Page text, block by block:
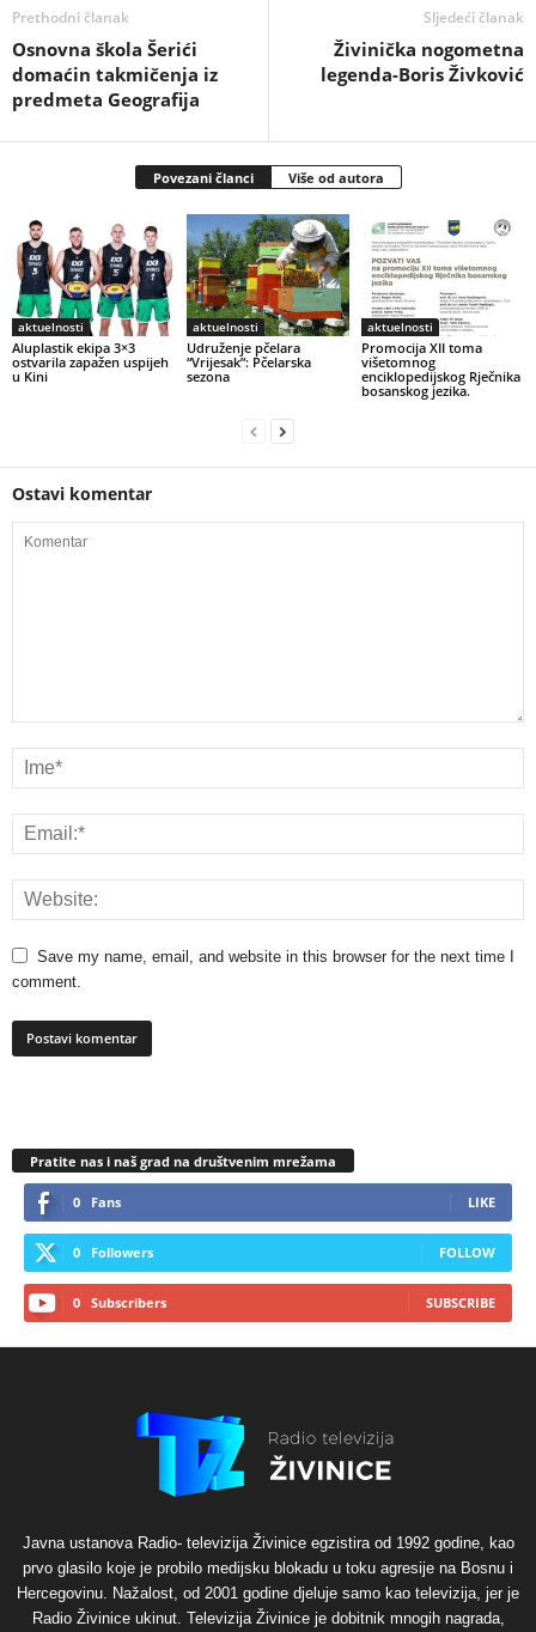
Prethodni članak
Osnovna škola Šerići
domaćin takmičenja iz
predmeta Geografija
Sljedeći članak
Živinička nogometna
legenda-Boris Živković
Povezani članci Više od autora
aktuelnosti
Aluplastik ekipa 3×3
ostvarila zapažen uspijeh
u Kini
aktuelnosti
Udruženje pčelara
“Vrijesak”: Pčelarska
sezona
aktuelnosti
Promocija XII toma
višetomnog
enciklopedijskog Rječnika
bosanskog jezika.
Ostavi komentar
Save my name, email, and website in this browser for the next time I
comment.
Pratite nas i naš grad na društvenim mrežama
0 Fans LIKE
0 Followers FOLLOW
0 Subscribers SUBSCRIBE
Javna ustanova Radio- televizija Živinice egzistira od 1992 godine, kao
prvo glasilo koje je probilo medijsku blokadu u toku agresije na Bosnu i
Hercegovinu. Nažalost, od 2001 godine djeluje samo kao televizija, jer je
Radio Živinice ukinut. Televizija Živinice je dobitnik mnogih nagrada,